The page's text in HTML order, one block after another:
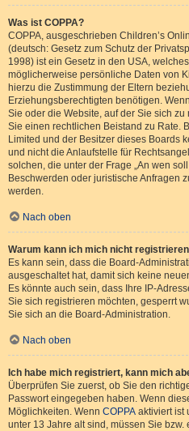
Was ist COPPA?
COPPA, ausgeschrieben Children’s
(deutsch: Gesetz zum Schutz der
1998) ist ein Gesetz in den USA,
möglicherweise persönliche Daten von
hierzu die Zustimmung der Eltern
Erziehungsberechtigten benötigen.
Sie oder die Website, auf der Sie sich
Sie einen rechtlichen Beistand zu Rate.
Limited und der Besitzer dieses Boards
und nicht die Anlaufstelle für
solchen, die unter der Frage „An wen
Beschwerden oder juristische Anfragen
werden.
Nach oben
Warum kann ich mich nicht
Es kann sein, dass die Board-
ausgeschaltet hat, damit sich keine
Es könnte auch sein, dass Ihre IP-
Sie sich registrieren möchten, gesperrt
Sie sich an die Board-Administration.
Nach oben
Ich habe mich registriert, kann mich
Überprüfen Sie zuerst, ob Sie den
Passwort eingegeben haben. Wenn
Möglichkeiten. Wenn COPPA aktiviert ist
unter 13 Jahre alt sind, müssen Sie bzw.